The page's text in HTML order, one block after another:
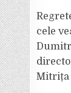
cele
Mitrița